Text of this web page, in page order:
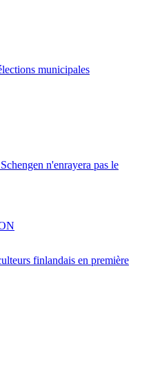
municipales
n'enrayera pas le
finlandais en première